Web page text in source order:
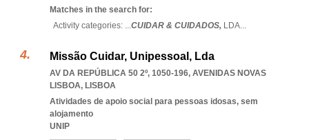
Matches in the search for:
Activity categories: ...CUIDAR & CUIDADOS, LDA...
Missão Cuidar, Unipessoal, Lda
AV DA REPÚBLICA 50 2º, 1050-196, AVENIDAS NOVAS
LISBOA, LISBOA
Atividades de apoio social para pessoas idosas, sem
alojamento
UNIP